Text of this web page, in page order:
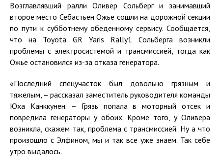
Возглавлявший ралли Оливер Сольберг и занимавший
второе место Себастьен Ожье сошли на дорожной секции
по пути к субботнему обеденному сервису. Сообщается,
что на Toyota GR Yaris Rally1 Сольберга возникли
проблемы с электросистемой и трансмиссией, тогда как
Ожье остановился из-за отказа генератора.
«Последний спецучасток был довольно грязным и
тяжелым, – рассказал заместитель руководителя команды
Юха Канккунен. – Грязь попала в моторный отсек и
повредила генераторы у обоих. Кроме того, у Оливера
возникла, скажем так, проблема с трансмиссией. Ну а что
произошло с Элфином, мы и так все уже знаем. Так себе
утро выдалось.